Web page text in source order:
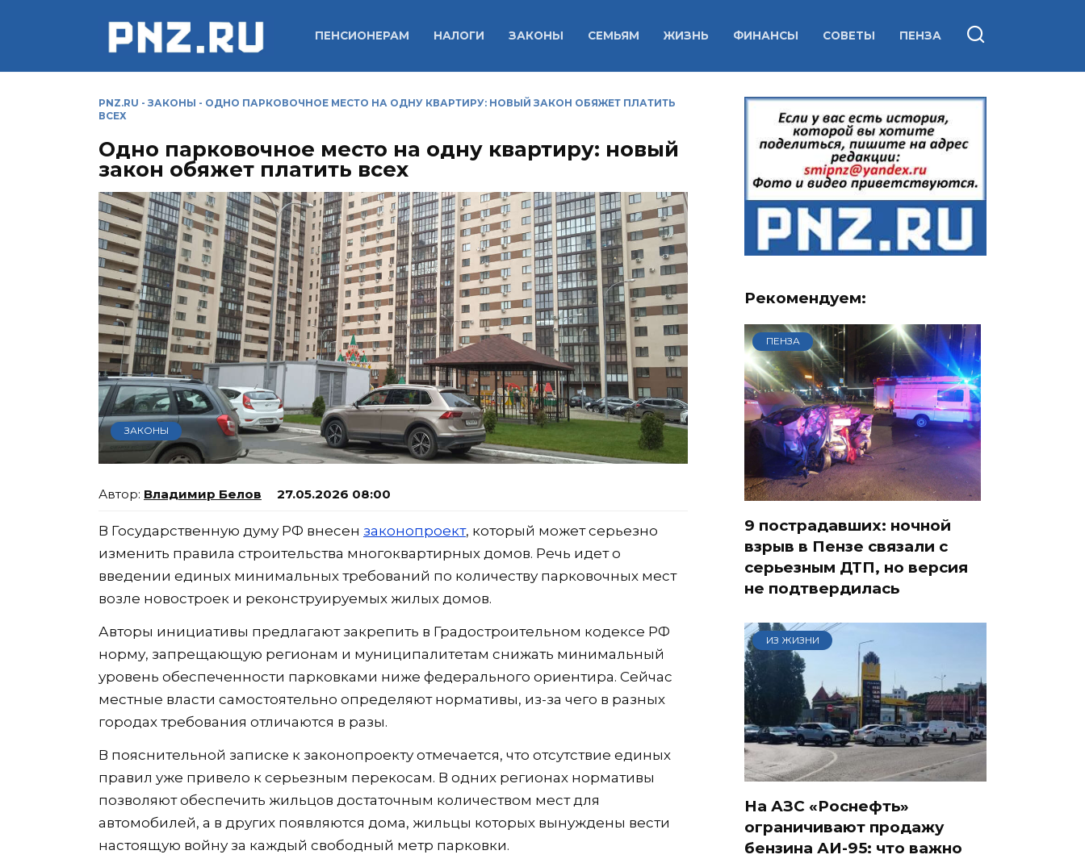
ПЕНСИОНЕРАМ НАЛОГИ ЗАКОНЫ СЕМЬЯМ ЖИЗНЬ ФИНАНСЫ СОВЕТЫ ПЕНЗА
PNZ.RU - ЗАКОНЫ - ОДНО ПАРКОВОЧНОЕ МЕСТО НА ОДНУ КВАРТИРУ: НОВЫЙ ЗАКОН ОБЯЖЕТ ПЛАТИТЬ
ВСЕХ
Одно парковочное место на одну квартиру: новый
закон обяжет платить всех
ЗАКОНЫ
Владимир Белов 27.05.2026 08:00
В Государственную думу РФ внесен законопроект, который может серьезно
изменить правила строительства многоквартирных домов. Речь идет о
введении единых минимальных требований по количеству парковочных мест
возле новостроек и реконструируемых жилых домов.
Авторы инициативы предлагают закрепить в Градостроительном кодексе РФ
норму, запрещающую регионам и муниципалитетам снижать минимальный
уровень обеспеченности парковками ниже федерального ориентира. Сейчас
местные власти самостоятельно определяют нормативы, из-за чего в разных
городах требования отличаются в разы.
В пояснительной записке к законопроекту отмечается, что отсутствие единых
правил уже привело к серьезным перекосам. В одних регионах нормативы
позволяют обеспечить жильцов достаточным количеством мест для
автомобилей, а в других появляются дома, жильцы которых вынуждены вести
настоящую войну за каждый свободный метр парковки.
Рекомендуем:
ПЕНЗА
9 пострадавших: ночной
взрыв в Пензе связали с
серьезным ДТП, но версия
не подтвердилась
ИЗ ЖИЗНИ
На АЗС «Роснефть»
ограничивают продажу
бензина АИ-95: что важно